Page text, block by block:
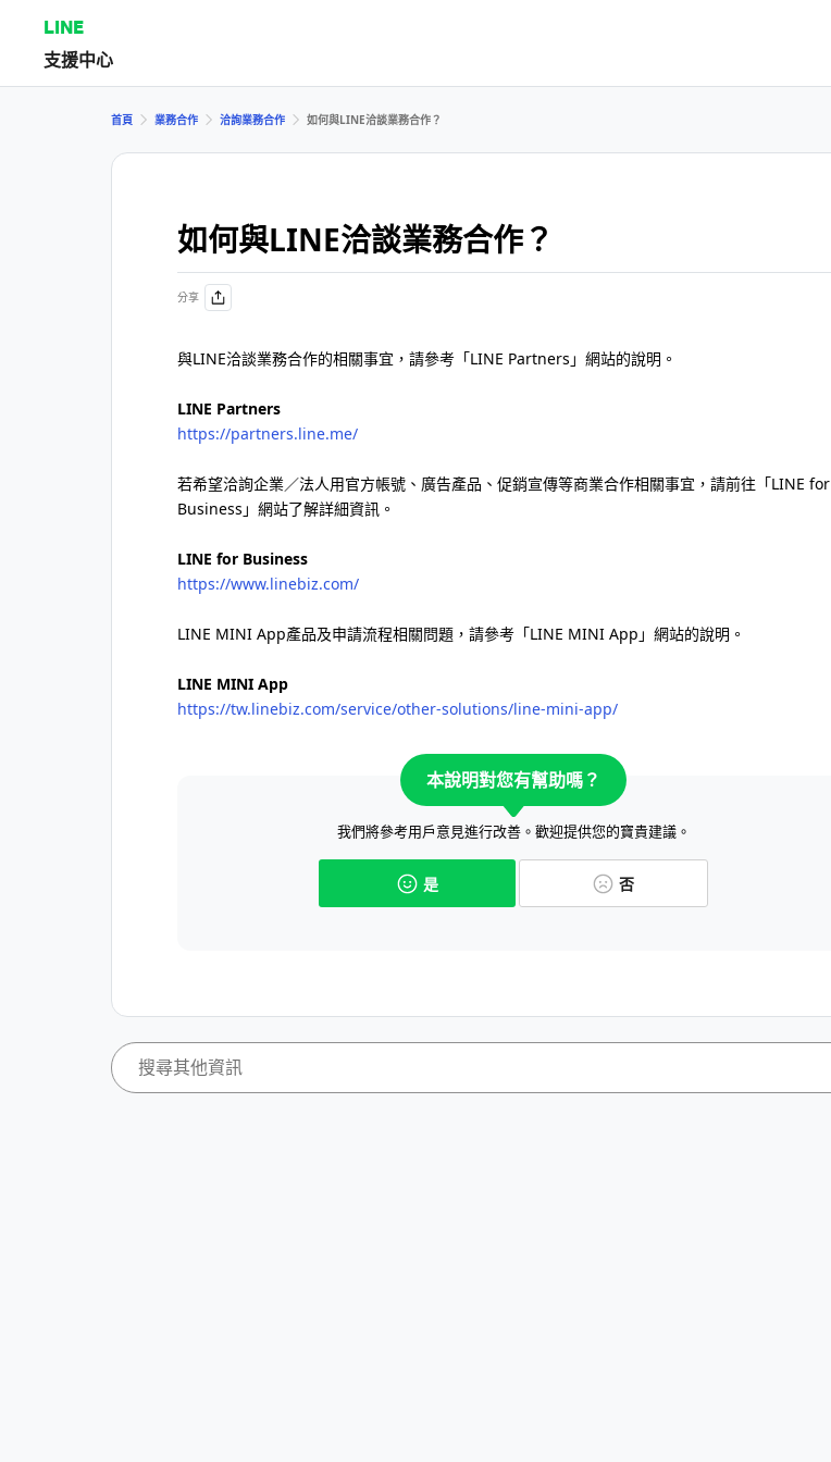
LINE
支援中心
首頁 業務合作 洽詢業務合作 如何與LINE洽談業務合作？
如何與LINE洽談業務合作？
分享
與LINE洽談業務合作的相關事宜，請參考「LINE Partners」網站的說明。
LINE Partners
https://partners.line.me/
若希望洽詢企業／法人用官方帳號、廣告產品、促銷宣傳等商業合作相關事宜，請前往「LINE for
Business」網站了解詳細資訊。
LINE for Business
https://www.linebiz.com/
LINE MINI App產品及申請流程相關問題，請參考「LINE MINI App」網站的說明。
LINE MINI App
https://tw.linebiz.com/service/other-solutions/line-mini-app/
本說明對您有幫助嗎？
我們將參考用戶意見進行改善。歡迎提供您的寶貴建議。
是 否